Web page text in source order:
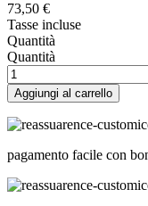
73,50 €
Tasse incluse
Quantità
Quantità
Aggiungi al carrello
pagamento facile con